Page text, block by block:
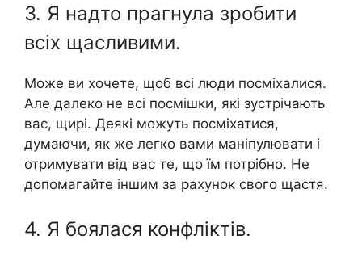
3. Я надто прагнула зробити
всіх щасливими.
Може ви хочете, щоб всі люди посміхалися.
Але далеко не всі посмішки, які зустрічають
вас, щирі. Деякі можуть посміхатися,
думаючи, як же легко вами маніпулювати і
отримувати від вас те, що їм потрібно. Не
допомагайте іншим за рахунок свого щастя.
4. Я боялася конфліктів.